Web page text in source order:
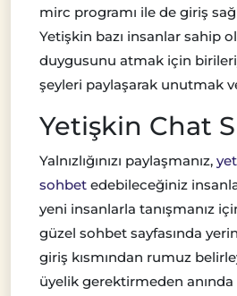
mirc programı ile de giriş
Yetişkin bazı insanlar sahip
duygusunu atmak için
şeyleri paylaşarak unutmak
Yetişkin Chat
Yalnızlığınızı paylaşmanız,
sohbet edebileceğiniz
yeni insanlarla tanışmanız
güzel sohbet sayfasında
giriş kısmından rumuz
üyelik gerektirmeden